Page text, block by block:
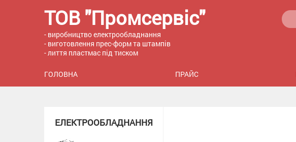
ТОВ "Промсервіс"
- виробництво електрообладнання
- виготовлення прес-форм та штампів
- лиття пластмас під тиском
ГОЛОВНА ПРАЙС
ЕЛЕКТРООБЛАДНАННЯ